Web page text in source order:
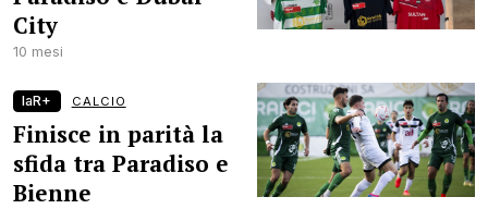
City
10 mesi
laR+ CALCIO
Finisce in parità la
sfida tra Paradiso e
Bienne